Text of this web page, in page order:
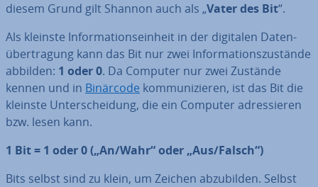
diesem Grund gilt Shannon auch als „Vater des Bit“.
Als kleinste In­for­ma­ti­ons­ein­heit in der digitalen Da­ten­
über­tra­gung kann das Bit nur zwei In­for­ma­ti­ons­zu­stän­de
abbilden: 1 oder 0. Da Computer nur zwei Zustände
kennen und in Binärcode kom­mu­ni­zie­ren, ist das Bit die
kleinste Un­ter­schei­dung, die ein Computer adres­sie­ren
bzw. lesen kann.
1 Bit = 1 oder 0 („An/Wahr“ oder „Aus/Falsch“)
Bits selbst sind zu klein, um Zeichen ab­zu­bil­den. Selbst